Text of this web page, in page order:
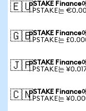
🇪🇺pSTAKE Finance
1 PSTAKE는
🇬🇧pSTAKE Finance
1 PSTAKE는
🇯🇵pSTAKE Finance
1 PSTAKE는
🇨🇳pSTAKE Finance
1 PSTAKE는